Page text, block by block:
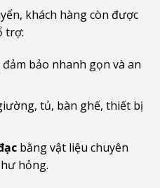
khách hàng còn được
trợ:
đảm bảo nhanh gọn và an
tủ, bàn ghế, thiết bị
bằng vật liệu chuyên
hỏng.